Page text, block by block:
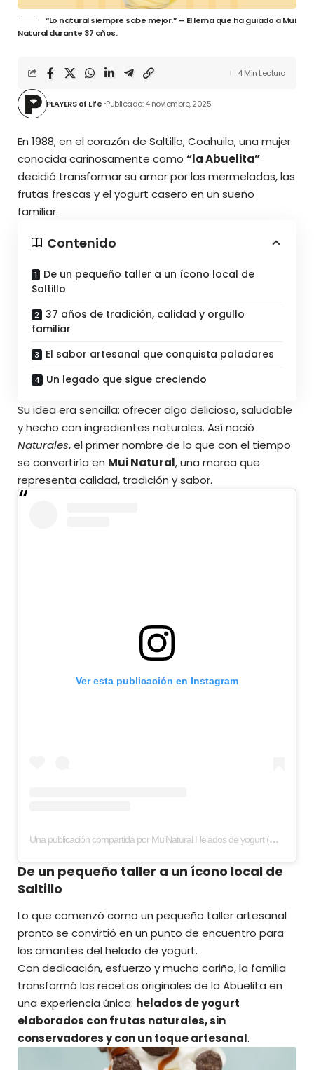
“Lo natural siempre sabe mejor.” — El lema que ha guiado a Mui
Natural durante 37 años.
PLAYERS of Life Publicado: 4 noviembre, 2025
4 Min Lectura
En 1988, en el corazón de Saltillo, Coahuila, una mujer
conocida cariñosamente como “la Abuelita”
decidió transformar su amor por las mermeladas, las
frutas frescas y el yogurt casero en un sueño
familiar.
Contenido
De un pequeño taller a un ícono local de
Saltillo
37 años de tradición, calidad y orgullo
familiar
El sabor artesanal que conquista paladares
Un legado que sigue creciendo
Su idea era sencilla: ofrecer algo delicioso, saludable
y hecho con ingredientes naturales. Así nació
Naturales, el primer nombre de lo que con el tiempo
se convertiría en Mui Natural, una marca que
representa calidad, tradición y sabor.
Ver esta publicación en Instagram
Una publicación compartida por MuiNatural Helados de yogurt (@muinaturalhelados)
De un pequeño taller a un ícono local de
Saltillo
Lo que comenzó como un pequeño taller artesanal
pronto se convirtió en un punto de encuentro para
los amantes del helado de yogurt.
Con dedicación, esfuerzo y mucho cariño, la familia
transformó las recetas originales de la Abuelita en
una experiencia única: helados de yogurt
elaborados con frutas naturales, sin
conservadores y con un toque artesanal.